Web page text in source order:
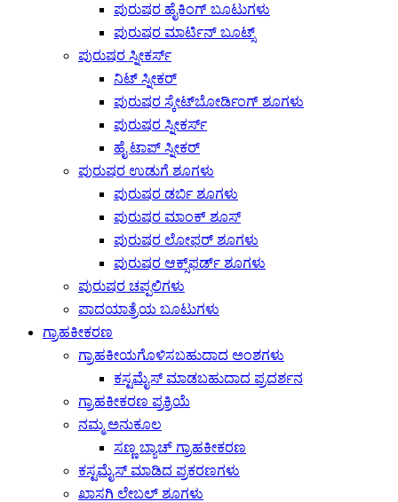
ಪುರುಷರ ಹೈಕಿಂಗ್ ಬೂಟುಗಳು
ಪುರುಷರ ಮಾರ್ಟಿನ್ ಬೂಟ್ಸ್
ಪುರುಷರ ಸ್ನೀಕರ್ಸ್
ನಿಟ್ ಸ್ನೀಕರ್
ಪುರುಷರ ಸ್ಕೇಟ್‌ಬೋರ್ಡಿಂಗ್ ಶೂಗಳು
ಪುರುಷರ ಸ್ನೀಕರ್ಸ್
ಹೈ ಟಾಪ್ ಸ್ನೀಕರ್
ಪುರುಷರ ಉಡುಗೆ ಶೂಗಳು
ಪುರುಷರ ಡರ್ಬಿ ಶೂಗಳು
ಪುರುಷರ ಮಾಂಕ್ ಶೂಸ್
ಪುರುಷರ ಲೋಫರ್ ಶೂಗಳು
ಪುರುಷರ ಆಕ್ಸ್‌ಫರ್ಡ್ ಶೂಗಳು
ಪುರುಷರ ಚಪ್ಪಲಿಗಳು
ಪಾದಯಾತ್ರೆಯ ಬೂಟುಗಳು
ಗ್ರಾಹಕೀಕರಣ
ಗ್ರಾಹಕೀಯಗೊಳಿಸಬಹುದಾದ ಅಂಶಗಳು
ಕಸ್ಟಮೈಸ್ ಮಾಡಬಹುದಾದ ಪ್ರದರ್ಶನ
ಗ್ರಾಹಕೀಕರಣ ಪ್ರಕ್ರಿಯೆ
ನಮ್ಮ ಅನುಕೂಲ
ಸಣ್ಣ ಬ್ಯಾಚ್ ಗ್ರಾಹಕೀಕರಣ
ಕಸ್ಟಮೈಸ್ ಮಾಡಿದ ಪ್ರಕರಣಗಳು
ಖಾಸಗಿ ಲೇಬಲ್ ಶೂಗಳು